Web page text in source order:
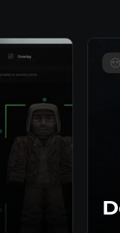
Чамсы для
Чамсы для
Чамсы для